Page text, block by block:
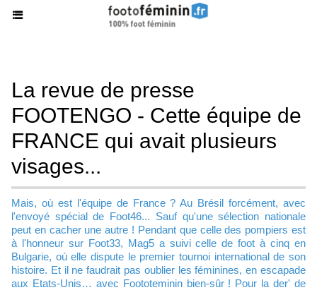
La revue de presse
FOOTENGO - Cette équipe de
FRANCE qui avait plusieurs
visages...
Mais, où est l'équipe de France ? Au Brésil forcément, avec
l'envoyé spécial de Foot46... Sauf qu'une sélection nationale
peut en cacher une autre ! Pendant que celle des pompiers est
à l'honneur sur Foot33, Mag5 a suivi celle de foot à cinq en
Bulgarie, où elle dispute le premier tournoi international de son
histoire. Et il ne faudrait pas oublier les féminines, en escapade
aux Etats-Unis… avec Foototeminin bien-sûr ! Pour la der' de